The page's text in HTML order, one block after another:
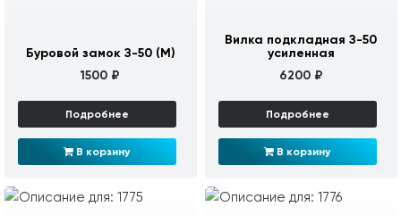
Буровой замок З-50 (М)
1500 ₽
Подробнее
В корзину
Вилка подкладная З-50
усиленная
6200 ₽
Подробнее
В корзину